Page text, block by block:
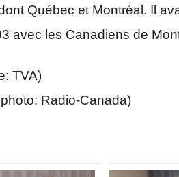
Québec et Montréal. Il
avec les Canadiens de
TVA)
Radio-Canada)